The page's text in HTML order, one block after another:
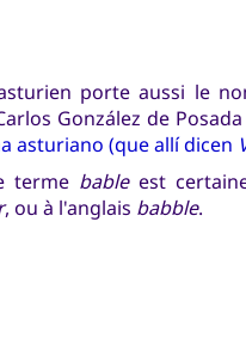
porte aussi le
González de
asturiano (que allí dicen
terme bableest
, ou à l'anglais babble.